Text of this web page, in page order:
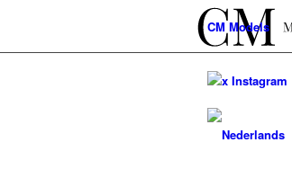
CMModels
x Instagram